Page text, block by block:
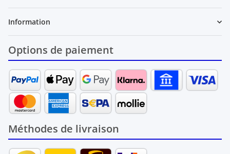
Information
Options de paiement
Méthodes de livraison